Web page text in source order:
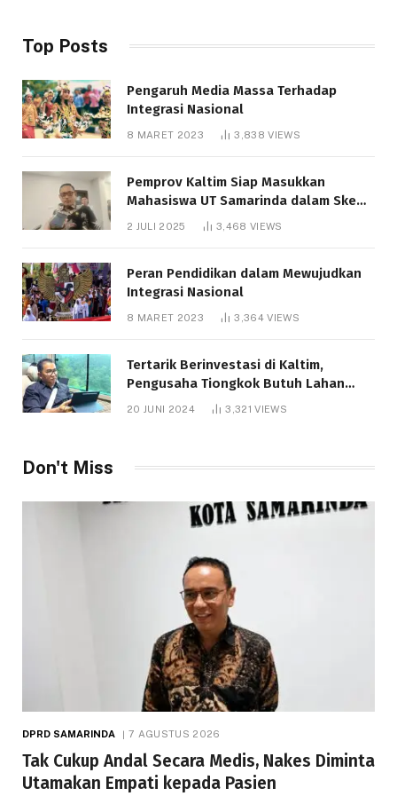
Top Posts
Pengaruh Media Massa Terhadap
Integrasi Nasional
8 MARET 2023 3,838VIEWS
Pemprov Kaltim Siap Masukkan
Mahasiswa UT Samarinda dalam Skema
Bantuan Pendidikan Gratispol
2 JULI 2025 3,468 VIEWS
Peran Pendidikan dalam Mewujudkan
Integrasi Nasional
8 MARET 2023 3,364VIEWS
Tertarik Berinvestasi di Kaltim,
Pengusaha Tiongkok Butuh Lahan
1.000 Hektare
20 JUNI 2024 3,321VIEWS
Don't Miss
DPRD SAMARINDA 7 AGUSTUS 2026
Tak Cukup Andal Secara Medis, Nakes Diminta
Utamakan Empati kepada Pasien